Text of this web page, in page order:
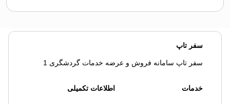
سفر تاپ
سفر تاپ سامانه فروش و عرضه خدمات گردشگری 1
خدمات اطلاعات تکمیلی